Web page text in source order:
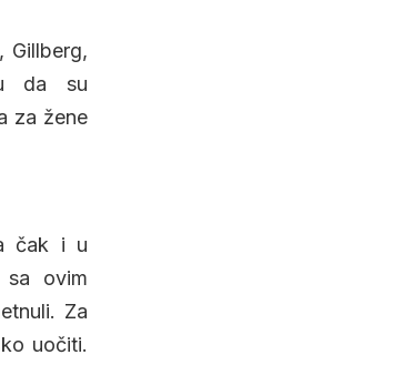
Gillberg,
da su
za žene
čak i u
sa ovim
Za
uočiti.